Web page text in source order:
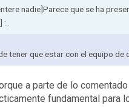
nadie]Parece que se ha
tener que estar con el equipo
a parte de lo
fundamental para